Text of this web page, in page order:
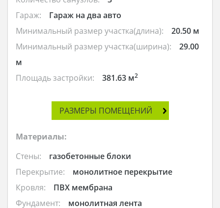
Гараж:
Гараж на два авто
Минимальный размер участка(длина):
20.50 м
Минимальный размер участка(ширина):
29.00
м
Площадь застройки:
381.63 м2
РАЗМЕРЫ ПОМЕЩЕНИЙ
Материалы:
Стены:
газобетонные блоки
Перекрытие:
монолитное перекрытие
Кровля:
ПВХ мембрана
Фундамент:
монолитная лента